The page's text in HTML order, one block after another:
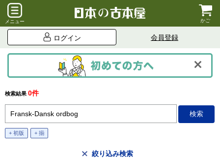
メニュー かご
ログイン 会員登録
検索結果 0件
+ 初版 + 揃
絞り込み検索